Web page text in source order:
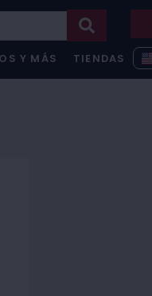
Y MÁS TIENDAS